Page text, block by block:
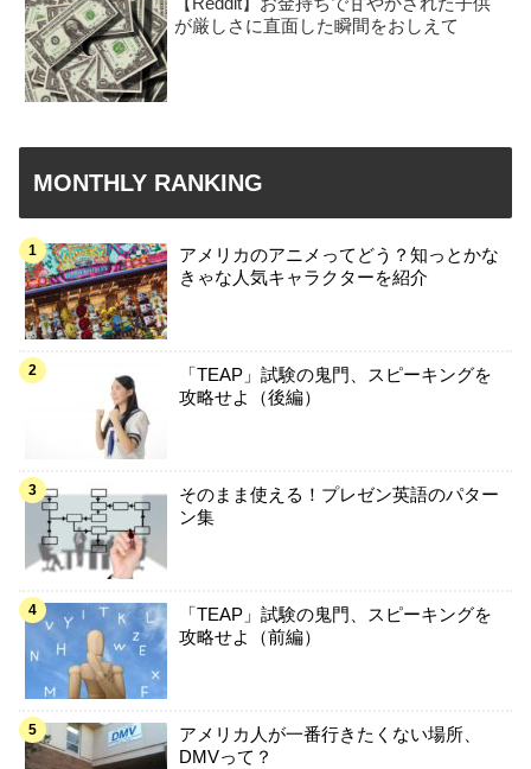
が厳しさに直面した瞬間をおしえて
MONTHLY RANKING
アメリカのアニメってどう？知っとかな
きゃな人気キャラクターを紹介
「TEAP」試験の鬼門、スピーキングを
攻略せよ（後編）
そのまま使える！プレゼン英語のパター
ン集
「TEAP」試験の鬼門、スピーキングを
攻略せよ（前編）
アメリカ人が一番行きたくない場所、
DMVって？